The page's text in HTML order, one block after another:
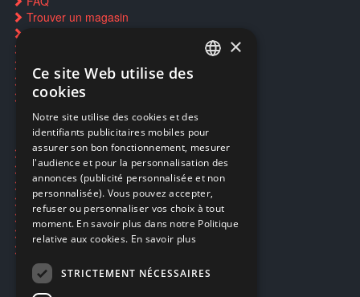
Trouver un magasin
Restauration CD griffés
Réparations & SAV
Smartpoints
Ecogaming
Expédition & retours
Confidentialité
Conditions générales
EA Sport UFC 6
Call of Duty: Modern Warfare 4
Rachat et revente de jeux en cash
ENGLISH
×
Ce site Web utilise des
cookies
Notre site utilise des cookies et des
identifiants publicitaires mobiles pour
assurer son bon fonctionnement, mesurer
l'audience et pour la personnalisation des
annonces (publicité personnalisée et non
personnalisée). Vous pouvez accepter,
refuser ou personnaliser vos choix à tout
moment. En savoir plus dans notre Politique
relative aux cookies. En savoir plus
STRICTEMENT NÉCESSAIRES